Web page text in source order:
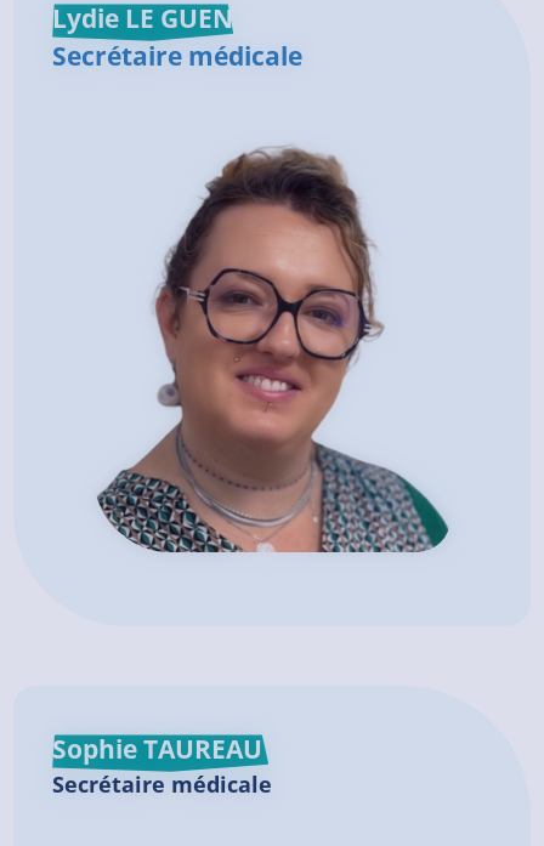
Lydie LE GUEN
Secrétaire médicale
Sophie TAUREAU
Secrétaire médicale